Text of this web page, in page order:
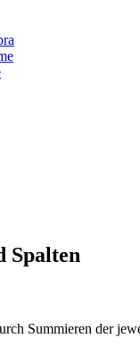
Spalten
Summieren der